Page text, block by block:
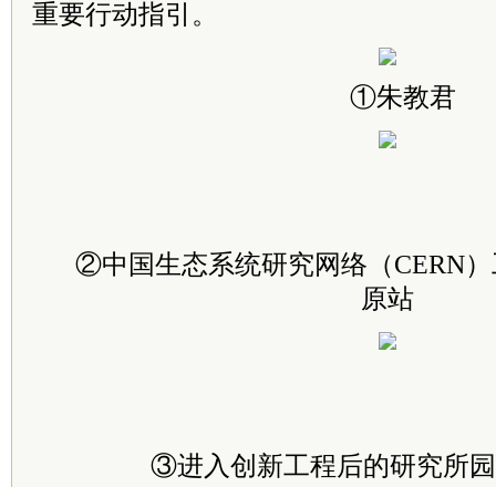
重要行动指引。
①朱教君
②中国生态系统研究网络（CERN
原站
③进入创新工程后的研究所